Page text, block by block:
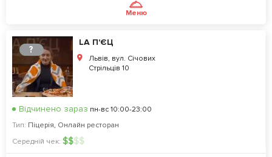
Меню
?
LA П'ЄЦ
Львів, вул. Січових
Стрільців 10
Відчинено зараз пн-вс 10:00-23:00
Тип: Піцерія, Онлайн ресторан
Середній чек: $$$$